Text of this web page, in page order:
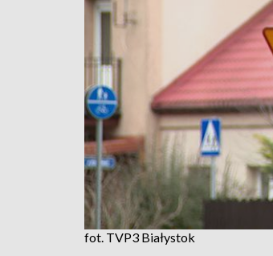
fot. TVP3 Białystok